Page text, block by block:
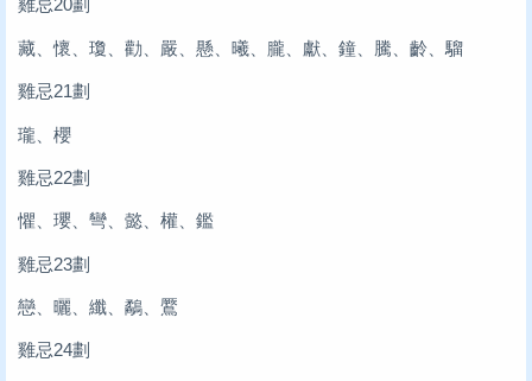
雞忌20劃
藏、懷、瓊、勸、嚴、懸、曦、朧、獻、鐘、騰、齡、騮
雞忌21劃
瓏、櫻
雞忌22劃
懼、瓔、彎、懿、權、鑑
雞忌23劃
戀、曬、纖、鷸、鷢
雞忌24劃